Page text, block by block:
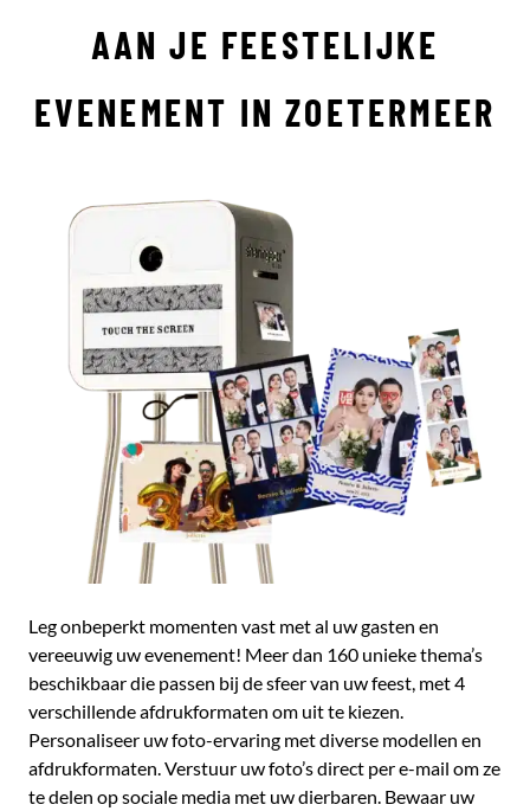
AAN JE FEESTELIJKE
EVENEMENT IN ZOETERMEER
Leg onbeperkt momenten vast met al uw gasten en
vereeuwig uw evenement! Meer dan 160 unieke thema’s
beschikbaar die passen bij de sfeer van uw feest, met 4
verschillende afdrukformaten om uit te kiezen.
Personaliseer uw foto-ervaring met diverse modellen en
afdrukformaten. Verstuur uw foto’s direct per e-mail om ze
te delen op sociale media met uw dierbaren. Bewaar uw